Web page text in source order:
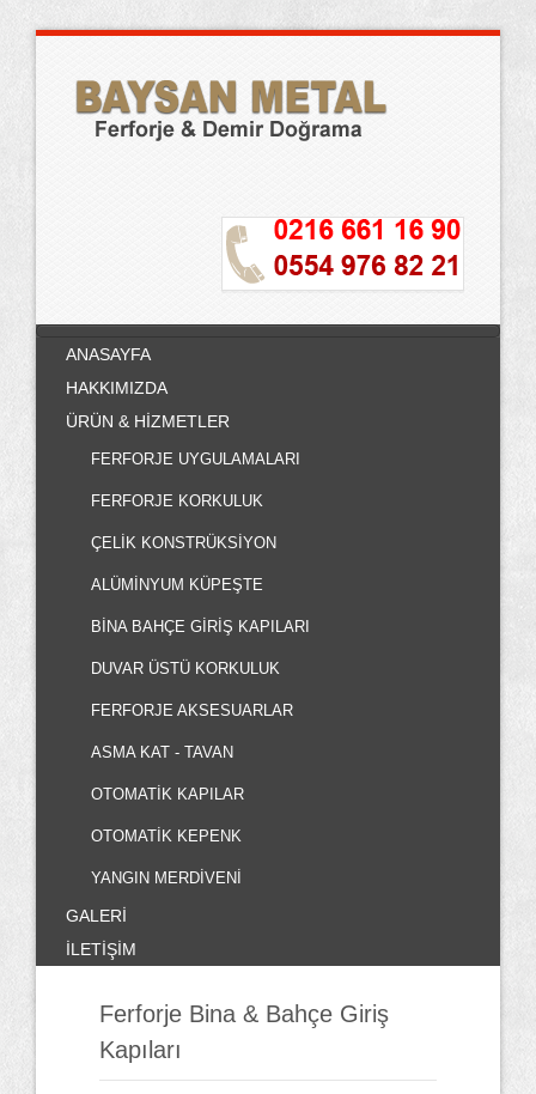
ANASAYFA
HAKKIMIZDA
ÜRÜN & HİZMETLER
FERFORJE UYGULAMALARI
FERFORJE KORKULUK
ÇELIK KONSTRÜKSIYON
ALÜMINYUM KÜPEŞTE
BINA BAHÇE GIRIŞ KAPILARI
DUVAR ÜSTÜ KORKULUK
FERFORJE AKSESUARLAR
ASMA KAT - TAVAN
OTOMATIK KAPILAR
OTOMATIK KEPENK
YANGIN MERDIVENI
GALERİ
İLETİŞİM
Ferforje Bina & Bahçe Giriş
Kapıları